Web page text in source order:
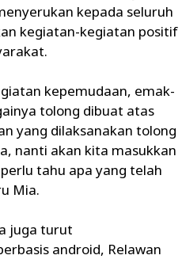
kepada seluruh
kegiatan-kegiatan positif
kepemudaan, emak-
tolong dibuat atas
yang dilaksanakan tolong
nanti akan kita masukkan
tahu apa yang telah
Mia.
juga turut
android, Relawan